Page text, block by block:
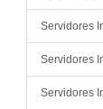
Servidores
Servidores
Servidores